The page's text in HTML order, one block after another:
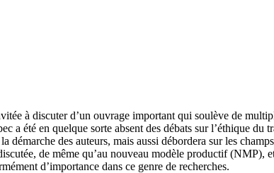
à discuter d’un ouvrage important qui soulève de
a été en quelque sorte absent des débats sur l’éthique
des auteurs, mais aussi débordera sur les
de même qu’au nouveau modèle productif
d’importance dans ce genre de recherches.